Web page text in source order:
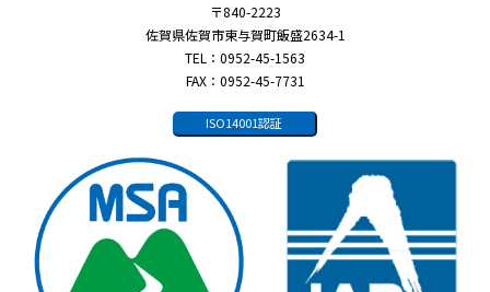
〒840-2223
佐賀県佐賀市東与賀町飯盛2634-1
TEL：0952-45-1563
FAX：0952-45-7731
ISO14001認証